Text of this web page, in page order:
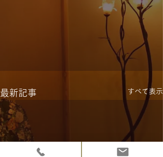
最新記事 すべて表示